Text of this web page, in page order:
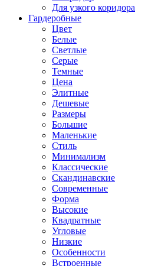
Для узкого коридора
Гардеробные
Цвет
Белые
Светлые
Серые
Темные
Цена
Элитные
Дешевые
Размеры
Большие
Маленькие
Стиль
Минимализм
Классические
Скандинавские
Современные
Форма
Высокие
Квадратные
Угловые
Низкие
Особенности
Встроенные